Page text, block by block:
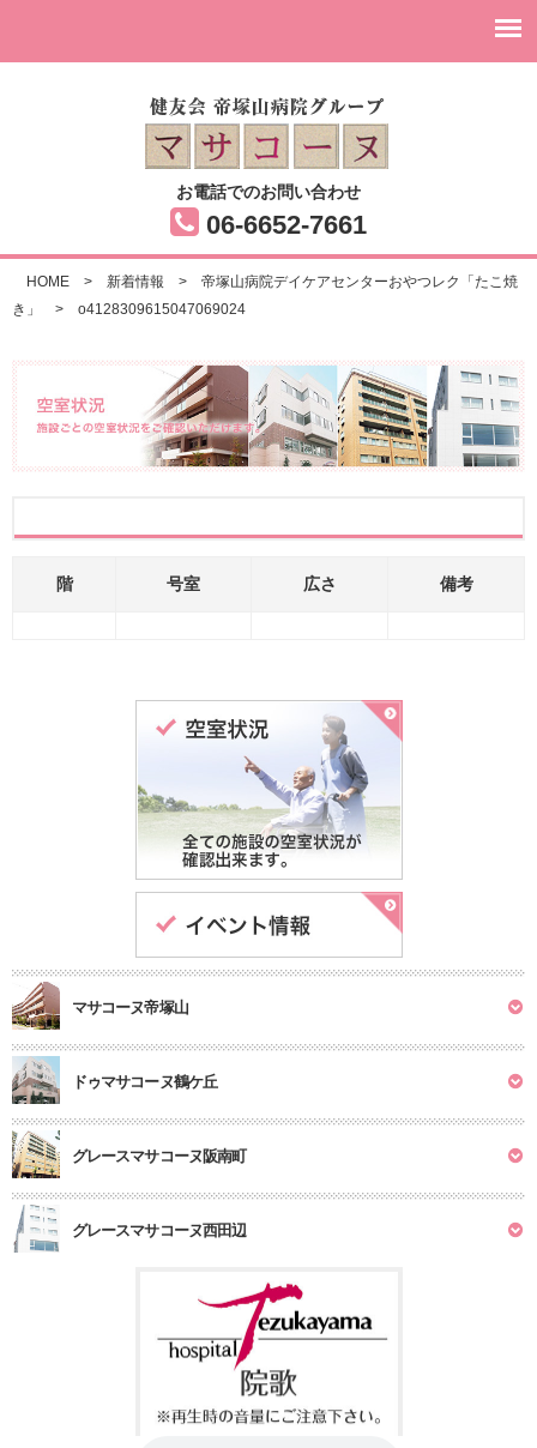
お電話でのお問い合わせ
06-6652-7661
HOME > 新着情報 >
帝塚山病院デイケアセンターおやつレク「たこ焼
き」
> o4128309615047069024
階 号室 広さ 備考
マサコーヌ帝塚山
ドゥマサコーヌ鶴ケ丘
グレースマサコーヌ阪南町
グレースマサコーヌ西田辺